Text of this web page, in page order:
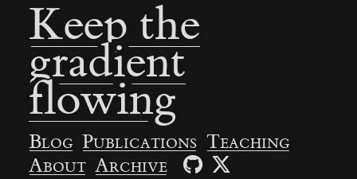
Keep the
gradient
flowing
Blog Publications Teaching
About Archive